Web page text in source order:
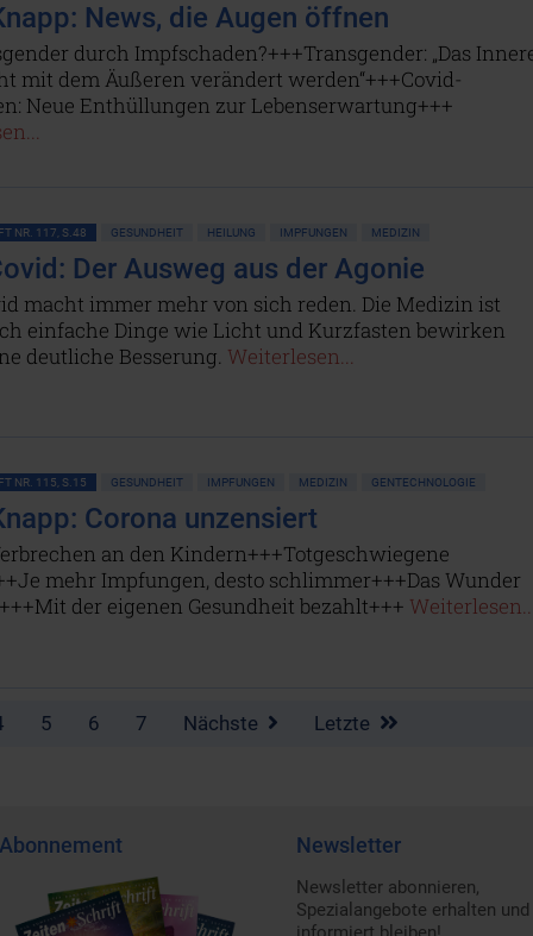
News, die Augen öffnen
durch Impfschaden?+++Transgender: „Das
mit dem Äußeren verändert werden“+++Covid-
Neue Enthüllungen zur Lebenserwartung+++
NR. 117, S.48 GESUNDHEIT HEILUNG IMPFUNGEN MEDIZIN
Der Ausweg aus der Agonie
macht immer mehr von sich reden. Die Medizin ist
einfache Dinge wie Licht und Kurzfasten bewirken
deutliche Besserung. Weiterlesen...
NR. 115, S.15 GESUNDHEIT IMPFUNGEN MEDIZIN GENTECHNOLOGIE
Corona unzensiert
an den Kindern+++Totgeschwiegene
mehr Impfungen, desto schlimmer+++Das Wunder
der eigenen Gesundheit bezahlt+++
5 6 7 Nächste Letzte
Abonnement Newsletter
Newsletter abonnieren,
Spezialangebote erhalten und